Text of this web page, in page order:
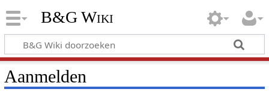
B&G Wiki
Aanmelden